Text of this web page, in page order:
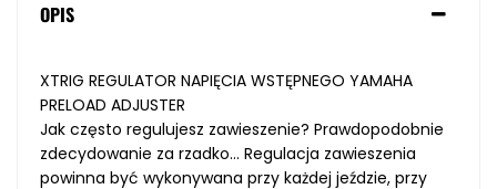
OPIS
XTRIG REGULATOR NAPIĘCIA WSTĘPNEGO YAMAHA
PRELOAD ADJUSTER
Jak często regulujesz zawieszenie? Prawdopodobnie
zdecydowanie za rzadko... Regulacja zawieszenia
powinna być wykonywana przy każdej jeździe, przy